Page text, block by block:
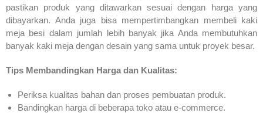
pastikan produk yang ditawarkan sesuai dengan harga yang
dibayarkan. Anda juga bisa mempertimbangkan membeli kaki
meja besi dalam jumlah lebih banyak jika Anda membutuhkan
banyak kaki meja dengan desain yang sama untuk proyek besar.
Tips Membandingkan Harga dan Kualitas:
Periksa kualitas bahan dan proses pembuatan produk.
Bandingkan harga di beberapa toko atau e-commerce.